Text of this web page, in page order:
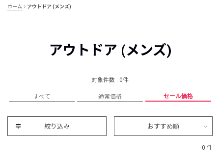
ホーム アウトドア (メンズ)
アウトドア (メンズ)
対象件数 : 0件
すべて 通常価格 セール価格
絞り込み おすすめ順
0 件